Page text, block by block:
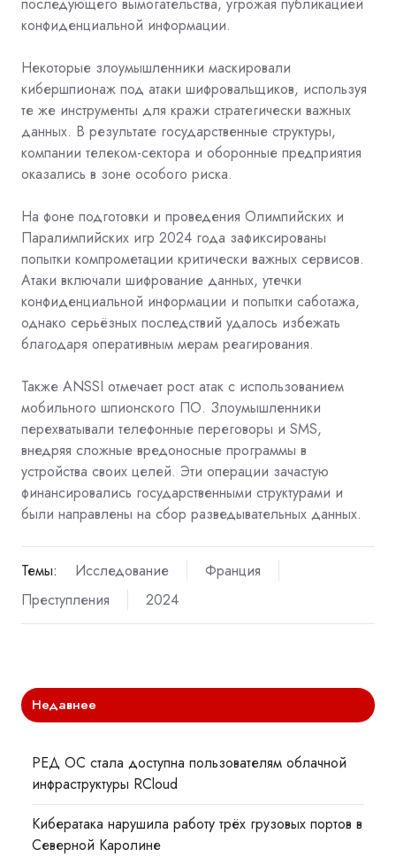
конфиденциальной информации.
Некоторые злоумышленники маскировали
кибершпионаж под атаки шифровальщиков, используя
те же инструменты для кражи стратегически важных
данных. В результате государственные структуры,
компании телеком-сектора и оборонные предприятия
оказались в зоне особого риска.
На фоне подготовки и проведения Олимпийских и
Паралимпийских игр 2024 года зафиксированы
попытки компрометации критически важных сервисов.
Атаки включали шифрование данных, утечки
конфиденциальной информации и попытки саботажа,
однако серьёзных последствий удалось избежать
благодаря оперативным мерам реагирования.
Также ANSSI отмечает рост атак с использованием
мобильного шпионского ПО. Злоумышленники
перехватывали телефонные переговоры и SMS,
внедряя сложные вредоносные программы в
устройства своих целей. Эти операции зачастую
финансировались государственными структурами и
были направлены на сбор разведывательных данных.
Темы: Исследование
Франция
Преступления
2024
Недавнее
РЕД ОС стала доступна пользователям облачной
инфраструктуры RCloud
Кибератака нарушила работу трёх грузовых портов в
Северной Каролине